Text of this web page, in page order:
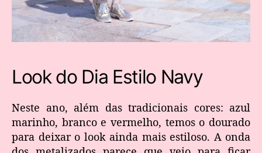
Look do Dia Estilo Navy
Neste ano, além das tradicionais cores: azul
marinho, branco e vermelho, temos o dourado
para deixar o look ainda mais estiloso. A onda